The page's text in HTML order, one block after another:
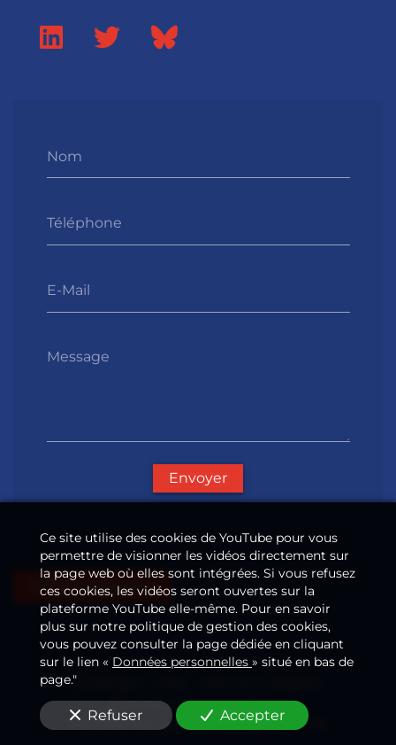
Nom
Téléphone
E-Mail
Message
Envoyer
Offres d'emploi
Copyright 2026
—
Données personnelles—
Modifier vos préférences de cookies
Ce site utilise des cookies de YouTube pour vous
permettre de visionner les vidéos directement sur
la page web où elles sont intégrées. Si vous refusez
ces cookies, les vidéos seront ouvertes sur la
plateforme YouTube elle-même. Pour en savoir
plus sur notre politique de gestion des cookies,
vous pouvez consulter la page dédiée en cliquant
sur le lien « Données personnelles » situé en bas de
page."
Refuser Accepter